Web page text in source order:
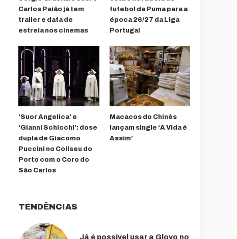
Carlos Paião já tem
trailer e data de
estreia nos cinemas
futebol da Puma para a
época 26/27 da Liga
Portugal
‘Suor Angelica’ e
‘Gianni Schicchi’: dose
dupla de Giacomo
Puccini no Coliseu do
Porto com o Coro do
São Carlos
Macacos do Chinês
lançam single ‘A Vida é
Assim’
TENDÊNCIAS
Já é possível usar a Glovo no